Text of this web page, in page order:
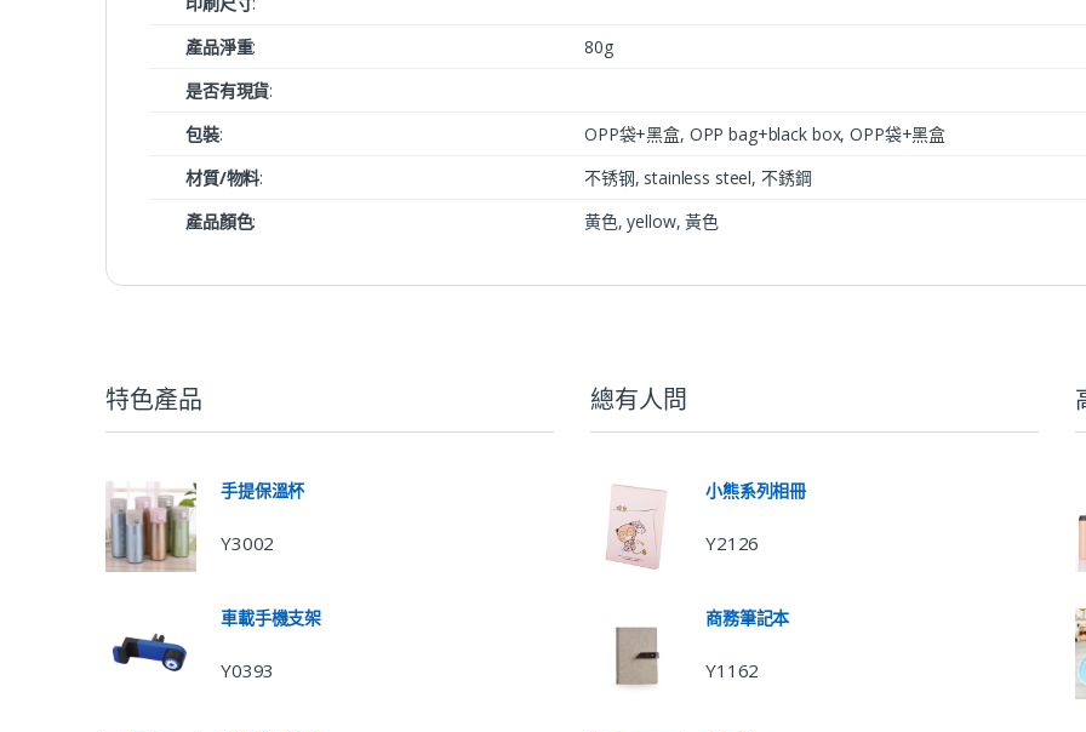
產品淨重:
80g
是否有現貨:
包裝:
OPP袋+黑盒, OPP bag+black box, OPP袋+黑盒
材質/物料:
不锈钢, stainless steel, 不銹鋼
產品顏色: 黄色, yellow, 黃色
特色產品
手提保溫杯
Y3002
車載手機支架
Y0393
總有人問
小熊系列相冊
Y2126
商務筆記本
Y1162